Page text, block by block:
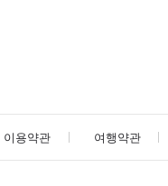
이용약관 여행약관